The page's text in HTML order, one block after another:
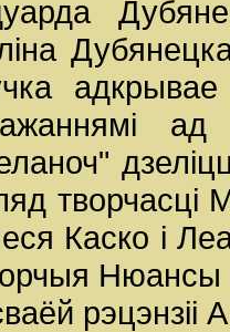
творчасці
Каско і
Нюансы
рэцэнзіі